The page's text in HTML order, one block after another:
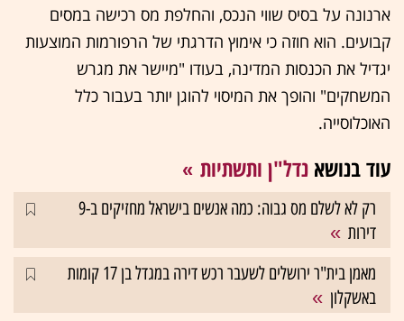
ארנונה על בסיס שווי הנכס, והחלפת מס רכישה במסים
קבועים. הוא חוזה כי אימוץ הדרגתי של הרפורמות המוצעות
יגדיל את הכנסות המדינה, בעודו "מיישר את מגרש
המשחקים" והופך את המיסוי להוגן יותר בעבור כלל
האוכלוסייה.
עוד בנושא נדל"ן ותשתיות
רק לא לשלם מס גבוה: כמה אנשים בישראל מחזיקים ב-9
דירות
מאמן בית"ר ירושלים לשעבר רכש דירה במגדל בן 17 קומות
באשקלון